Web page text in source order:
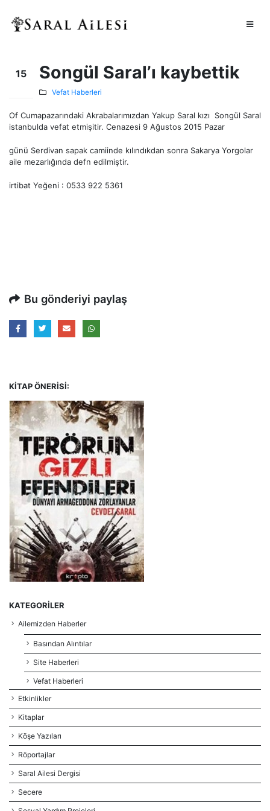
15 Songül Saral’ı kaybettik
Vefat Haberleri
Of Cumapazarındaki Akrabalarımızdan Yakup Saral kızı Songül Saral
istanbulda vefat etmişitir. Cenazesi 9 Ağustos 2015 Pazar
günü Serdivan sapak camiinde kılındıkdan sonra Sakarya Yorgolar
aile mezarlığında defn edilmiştir.
irtibat Yeğeni : 0533 922 5361
Bu gönderiyi paylaş
KITAP ÖNERISI:
KATEGORILER
Ailemizden Haberler
Basından Alıntılar
Site Haberleri
Vefat Haberleri
Etkinlikler
Kitaplar
Köşe Yazıları
Röportajlar
Saral Ailesi Dergisi
Secere